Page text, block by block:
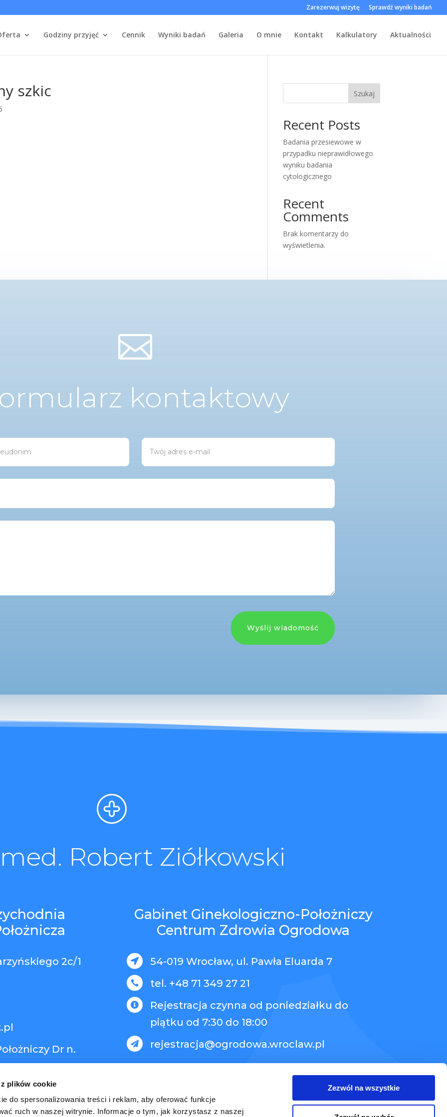
plików cookie
do spersonalizowania treści i reklam, aby oferować funkcje
ruch w naszej witrynie. Informacje o tym, jak korzystasz z naszej
Zezwól na wszystkie
Zarezerwuj wizytę Sprawdź wyniki badań
Godziny przyjęć Cennik Wyniki badań Galeria O mnie Kontakt Kalkulatory Aktualności
szkic Szukaj
Recent Posts
Badania przesiewowe w
przypadku nieprawidłowego
wyniku badania
cytologicznego
Recent
Comments
Brak komentarzy do
wyświetlenia.

kontaktowy
Wyślij wiadomość
Robert Ziółkowski
2c/1
Dr n.
Gabinet Ginekologiczno-Położniczy
Centrum Zdrowia Ogrodowa
 54-019 Wrocław, ul. Pawła Eluarda 7
 tel. +48 71 349 27 21

Rejestracja czynna od poniedziałku do
piątku od 7:30 do 18:00
 rejestracja@ogrodowa.wroclaw.pl